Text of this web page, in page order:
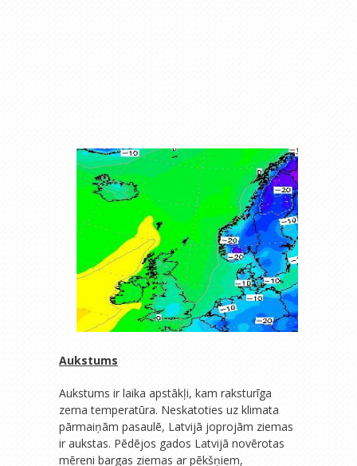
Aukstums
Aukstums ir laika apstākļi, kam raksturīga
zema temperatūra. Neskatoties uz klimata
pārmaiņām pasaulē, Latvijā joprojām ziemas
ir aukstas. Pēdējos gados Latvijā novērotas
mēreni bargas ziemas ar pēkšņiem,